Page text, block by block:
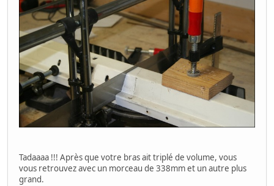
Tadaaaa !!! Après que votre bras ait triplé de volume, vous
vous retrouvez avec un morceau de 338mm et un autre plus
grand.